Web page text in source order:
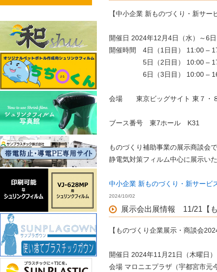
【中小企業 新ものづくり・新サ
開催日 2024年12月4日（水）～6
開催時間 4日（1日目） 11:00 –
5日（2日目） 10:00 –
6日（3日目） 10:00 –
会場 東京ビッグサイト 東７・
ブース番号 東7ホール K31
ものづくり補助事業の展示商談会
静電気対策フィルム中心に展示い
中小企業 新ものづくり・新サー
2024/10/02
展示会出展情報 11/21【
【ものづくり企業展示・商談会
開催日 2024年11月21日（木曜日
会場 マロニエプラザ（宇都宮市元